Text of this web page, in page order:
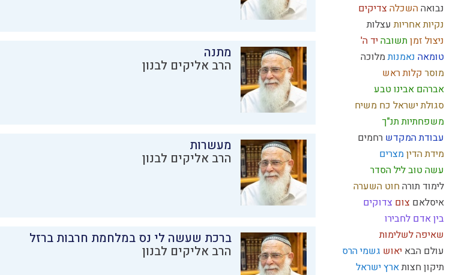
נבואההשכלהצדיקים
נקיותאחריותעצלות
ניצול זמןתשובהיד ה'
טומאה נאמנותמלוכה
מוסר קלות ראש
אברהם אבינוטבע
סגולת ישראל כח משיח
משפחתיותתנ"ך
עבודת המקדש רחמים
מידת הדיןמצרים
עשה טובליל הסדר
לימוד תורהחוט השערה
איסלאם צום צדוקים
בין אדם לחבירו
שאיפה לשלימות
עולם הבא יאוש גשמיהרס
תיקון חצותארץ ישראל
מתנה
הרב אליקים לבנון
מעשרות
הרב אליקים לבנון
ברכת שעשה לי נס במלחמת חרבות ברזל
הרב אליקים לבנון